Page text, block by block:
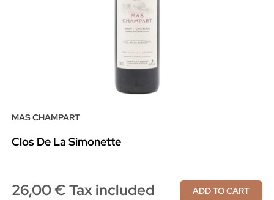
MAS CHAMPART
Clos De La Simonette
26,00 € Tax included ADD TO CART